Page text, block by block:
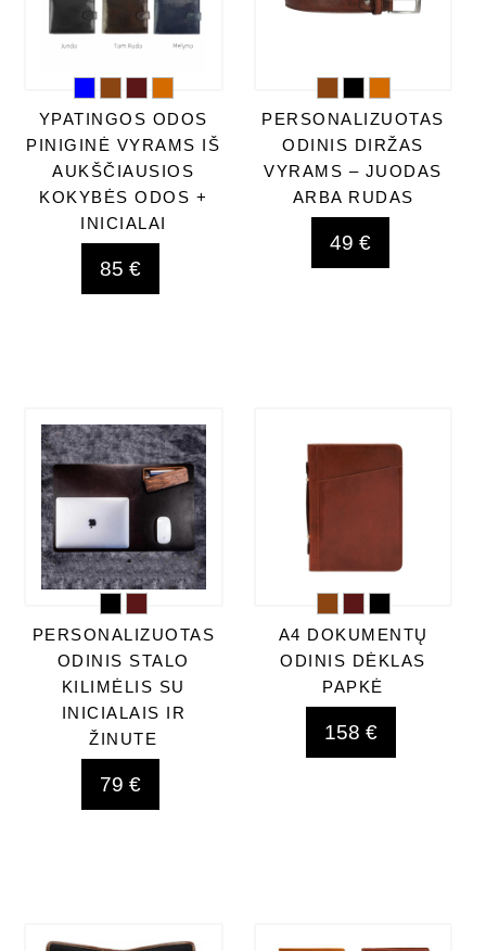
YPATINGOS ODOS
PINIGINĖ VYRAMS IŠ
AUKŠČIAUSIOS
KOKYBĖS ODOS +
INICIALAI
85 €
PERSONALIZUOTAS
ODINIS DIRŽAS
VYRAMS – JUODAS
ARBA RUDAS
49 €
PERSONALIZUOTAS
ODINIS STALO
KILIMĖLIS SU
INICIALAIS IR
ŽINUTE
79 €
A4 DOKUMENTŲ
ODINIS DĖKLAS
PAPKĖ
158 €